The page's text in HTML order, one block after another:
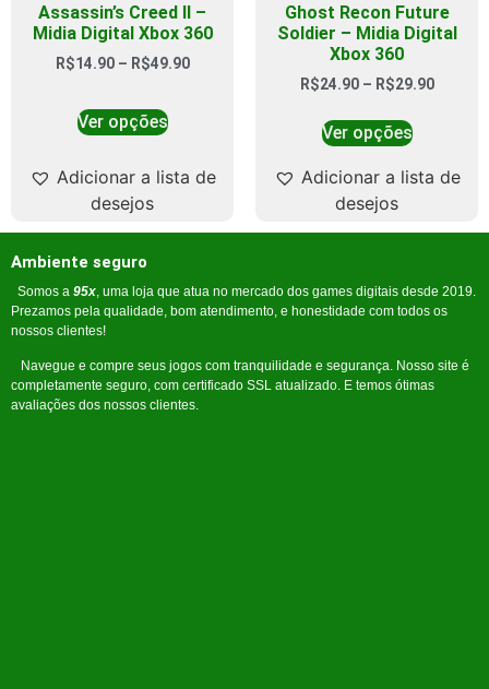
Assassin’s Creed II –
Midia Digital Xbox 360
R$14.90 – R$49.90
Ver opções
Adicionar a lista de
desejos
Ghost Recon Future
Soldier – Midia Digital
Xbox 360
R$24.90 – R$29.90
Ver opções
Adicionar a lista de
desejos
Ambiente seguro
Somos a 95x , uma loja que atua no mercado dos games digitais desde 2019.
Prezamos pela qualidade, bom atendimento, e honestidade com todos os
nossos clientes!
Navegue e compre seus jogos com tranquilidade e segurança. Nosso site é
completamente seguro, com certificado SSL atualizado. E temos ótimas
avaliações dos nossos clientes.